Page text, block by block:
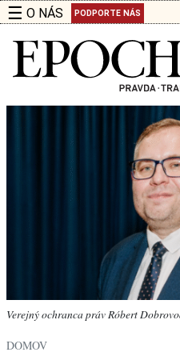
☰ O NÁS PODPORTE NÁS
Verejný ochranca práv Róbert
DOMOV